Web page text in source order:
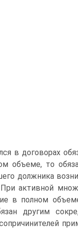
в договорах
объеме, то
должника
активной
в полном
другим